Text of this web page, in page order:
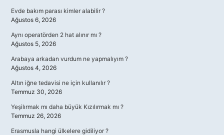
Evde bakım parası kimler alabilir ?
Ağustos 6, 2026
Aynı operatörden 2 hat alınır mı ?
Ağustos 5, 2026
Arabaya arkadan vurdum ne yapmalıyım ?
Ağustos 4, 2026
Altın iğne tedavisi ne için kullanılır ?
Temmuz 30, 2026
Yeşilırmak mı daha büyük Kızılırmak mı ?
Temmuz 26, 2026
Erasmusla hangi ülkelere gidiliyor ?